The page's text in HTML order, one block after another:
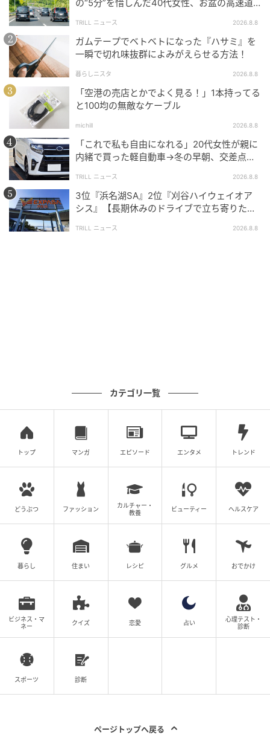
ゆるいアートや遊び心あふれるデザインが魅力！ディズニーストア「ドナルド
ダック」お誕生日コレクション
くつろいだ「ドナルドダック」のぬいぐるみやころん
とした丸いフォルムがキュートなぬいぐるみキーチェ
ーンをはじめ、ステーショナリーやバッグなど、バラ
エティ豊かなグッズを展開。
さらに、帽子のデザインがポイントのチェアマット
や、接触冷感生地のブランケット、ルームライトとい
ドナルド ぬいぐるみ DONALD BIRTHDAY
2026
の“5分”を惜しんだ40代女性、お盆の高速道
TRILL ニュース 2026.8.8
ガムテープでベトベトになった『ハサミ』を
一瞬で切れ味抜群によみがえらせる方法！
暮らしニスタ 2026.8.8
「空港の売店とかでよく見る！」1本持ってる
と100均の無敵なケーブル
michill 2026.8.8
「これで私も自由になれる」20代女性が親に
内緒で買った軽自動車→冬の早朝、交差点で
TRILL ニュース 2026.8.8
3位『浜名湖SA』2位『刈谷ハイウェイオア
シス』【長期休みのドライブで立ち寄りたい
実」
TRILL ニュース 2026.8.8
カテゴリ一覧
トップ マンガ エピソード エンタメ トレンド
どうぶつ ファッション
カルチャー・
教養
ビューティー ヘルスケア
暮らし 住まい レシピ グルメ おでかけ
ビジネス・マ
ネー
クイズ 恋愛 占い
心理テスト・
診断
スポーツ 診断
ページトップへ戻る